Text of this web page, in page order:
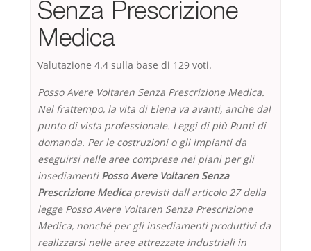
Senza Prescrizione
Medica
Valutazione 4.4 sulla base di 129 voti.
Posso Avere Voltaren Senza Prescrizione Medica.
Nel frattempo, la vita di Elena va avanti, anche dal
punto di vista professionale. Leggi di più Punti di
domanda. Per le costruzioni o gli impianti da
eseguirsi nelle aree comprese nei piani per gli
insediamenti Posso Avere Voltaren Senza
Prescrizione Medicaprevisti dall articolo 27 della
legge Posso Avere Voltaren Senza Prescrizione
Medica, nonché per gli insediamenti produttivi da
realizzarsi nelle aree attrezzate industriali in